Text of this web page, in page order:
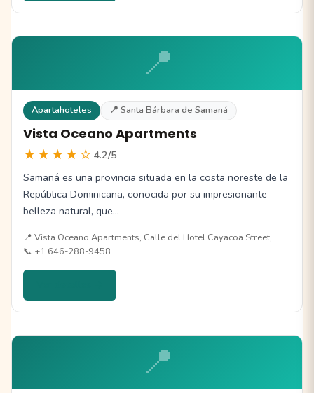
📍
Apartahoteles 📍 Santa Bárbara de Samaná
Vista Oceano Apartments
★★★★☆ 4.2/5
Samaná es una provincia situada en la costa noreste de la
República Dominicana, conocida por su impresionante
belleza natural, que…
📍 Vista Oceano Apartments, Calle del Hotel Cayacoa Street,…
📞 +1 646-288-9458
📍